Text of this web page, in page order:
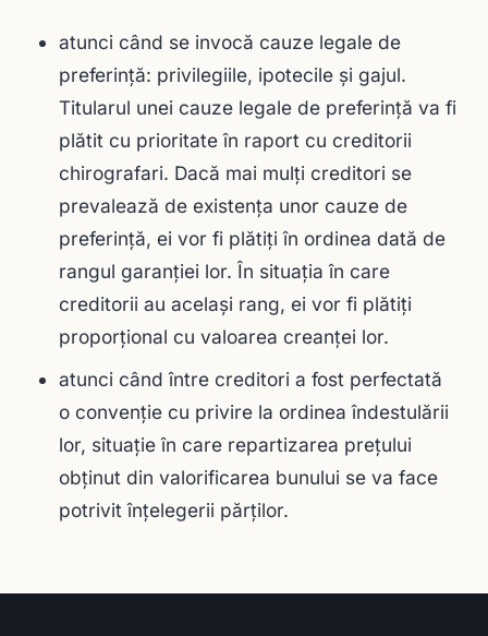
atunci când se invocă cauze legale de
preferinţă: privilegiile, ipotecile şi gajul.
Titularul unei cauze legale de preferinţă va fi
plătit cu prioritate în raport cu creditorii
chirografari. Dacă mai mulţi creditori se
prevalează de existenţa unor cauze de
preferinţă, ei vor fi plătiţi în ordinea dată de
rangul garanţiei lor. În situaţia în care
creditorii au acelaşi rang, ei vor fi plătiţi
proporţional cu valoarea creanţei lor.
atunci când între creditori a fost perfectată
o convenţie cu privire la ordinea îndestulării
lor, situaţie în care repartizarea preţului
obţinut din valorificarea bunului se va face
potrivit înţelegerii părţilor.